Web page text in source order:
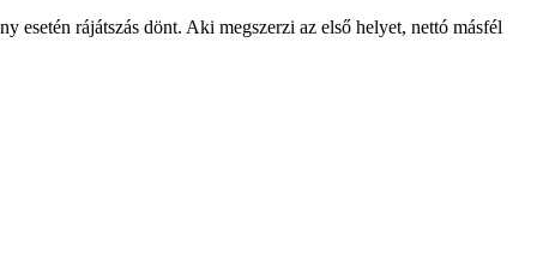
esetén rájátszás dönt. Aki megszerzi az első helyet, nettó másfél